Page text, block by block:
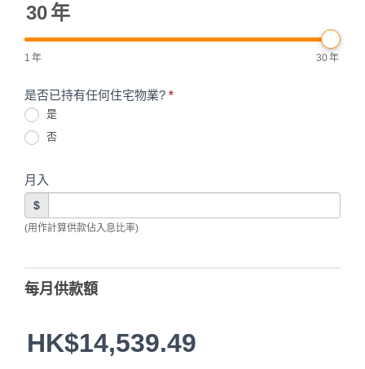
30年
1 年 30年
是否已持有任何住宅物業? *
是
否
月入
$
(用作計算供款佔入息比率)
每月供款額
HK$14,539.49